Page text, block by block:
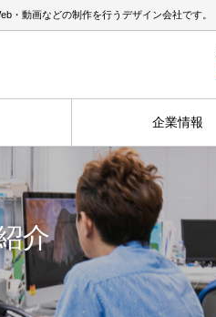
・動画などの制作を行うデザイン会社です。
企業情報
介